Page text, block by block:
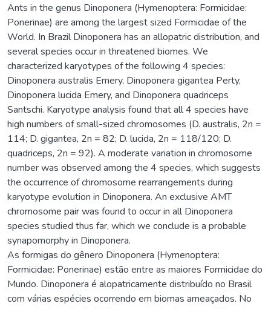
Ants in the genus Dinoponera (Hymenoptera: Formicidae:
Ponerinae) are among the largest sized Formicidae of the
World. In Brazil Dinoponera has an allopatric distribution, and
several species occur in threatened biomes. We
characterized karyotypes of the following 4 species:
Dinoponera australis Emery, Dinoponera gigantea Perty,
Dinoponera lucida Emery, and Dinoponera quadriceps
Santschi. Karyotype analysis found that all 4 species have
high numbers of small-sized chromosomes (D. australis, 2n =
114; D. gigantea, 2n = 82; D. lucida, 2n = 118/120; D.
quadriceps, 2n = 92). A moderate variation in chromosome
number was observed among the 4 species, which suggests
the occurrence of chromosome rearrangements during
karyotype evolution in Dinoponera. An exclusive AMT
chromosome pair was found to occur in all Dinoponera
species studied thus far, which we conclude is a probable
synapomorphy in Dinoponera.
As formigas do gênero Dinoponera (Hymenoptera:
Formicidae: Ponerinae) estão entre as maiores Formicidae do
Mundo. Dinoponera é alopatricamente distribuído no Brasil
com várias espécies ocorrendo em biomas ameaçados. No